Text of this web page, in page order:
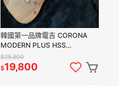
韓國第一品牌電吉 CORONA
MODERN PLUS HSS
MPHSS24 MAH ST 楓烤木指
板桃花心木琴身
$25,800
$19,800